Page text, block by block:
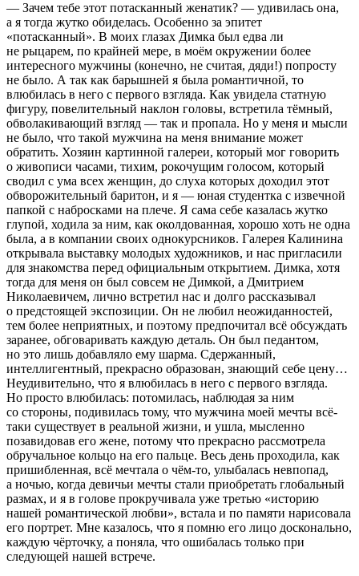
— Зачем тебе этот потасканный женатик? — удивилась она,
а я тогда жутко обиделась. Особенно за эпитет
«потасканный». В моих глазах Димка был едва ли
не рыцарем, по крайней мере, в моём окружении более
интересного мужчины (конечно, не считая, дяди!) попросту
не было. А так как барышней я была романтичной, то
влюбилась в него с первого взгляда. Как увидела статную
фигуру, повелительный наклон головы, встретила тёмный,
обволакивающий взгляд — так и пропала. Но у меня и мысли
не было, что такой мужчина на меня внимание может
обратить. Хозяин картинной галереи, который мог говорить
о живописи часами, тихим, рокочущим голосом, который
сводил с ума всех женщин, до слуха которых доходил этот
обворожительный баритон, и я — юная студентка с извечной
папкой с набросками на плече. Я сама себе казалась жутко
глупой, ходила за ним, как околдованная, хорошо хоть не одна
была, а в компании своих однокурсников. Галерея Калинина
открывала выставку молодых художников, и нас пригласили
для знакомства перед официальным открытием. Димка, хотя
тогда для меня он был совсем не Димкой, а Дмитрием
Николаевичем, лично встретил нас и долго рассказывал
о предстоящей экспозиции. Он не любил неожиданностей,
тем более неприятных, и поэтому предпочитал всё обсуждать
заранее, обговаривать каждую деталь. Он был педантом,
но это лишь добавляло ему шарма. Сдержанный,
интеллигентный, прекрасно образован, знающий себе цену…
Неудивительно, что я влюбилась в него с первого взгляда.
Но просто влюбилась: потомилась, наблюдая за ним
со стороны, подивилась тому, что мужчина моей мечты всё-
таки существует в реальной жизни, и ушла, мысленно
позавидовав его жене, потому что прекрасно рассмотрела
обручальное кольцо на его пальце. Весь день проходила, как
пришибленная, всё мечтала о чём-то, улыбалась невпопад,
а ночью, когда девичьи мечты стали приобретать глобальный
размах, и я в голове прокручивала уже третью «историю
нашей романтической любви», встала и по памяти нарисовала
его портрет. Мне казалось, что я помню его лицо досконально,
каждую чёрточку, а поняла, что ошибалась только при
следующей нашей встрече.